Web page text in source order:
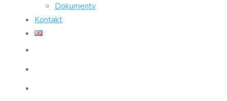
Dokumenty
Kontakt